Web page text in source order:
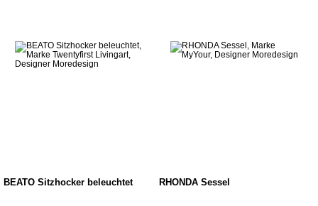
BEATO Sitzhocker beleuchtet RHONDA Sessel